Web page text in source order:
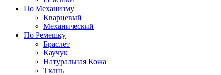
По Механизму
Кварцевый
Механический
По Ремешку
Браслет
Каучук
Натуральная Кожа
Ткань